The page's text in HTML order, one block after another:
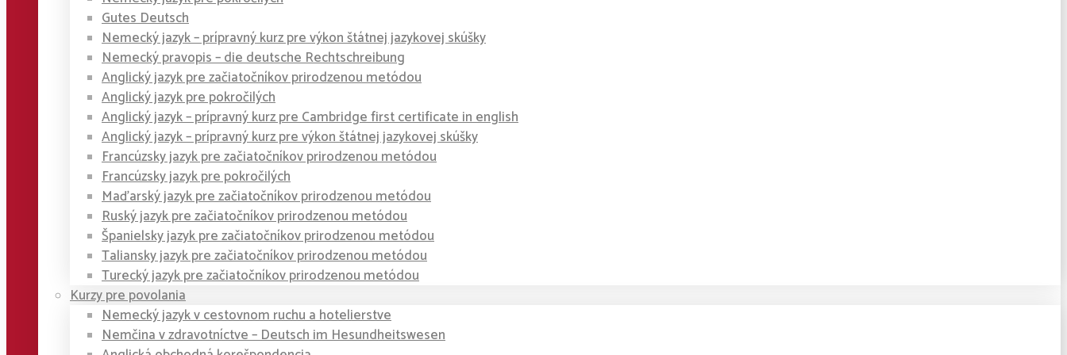
Gutes Deutsch
Nemecký jazyk – prípravný kurz pre výkon štátnej jazykovej skúšky
Nemecký pravopis – die deutsche Rechtschreibung
Anglický jazyk pre začiatočníkov prirodzenou metódou
Anglický jazyk pre pokročilých
Anglický jazyk – prípravný kurz pre Cambridge first certificate in english
Anglický jazyk – prípravný kurz pre výkon štátnej jazykovej skúšky
Francúzsky jazyk pre začiatočníkov prirodzenou metódou
Francúzsky jazyk pre pokročilých
Maďarský jazyk pre začiatočníkov prirodzenou metódou
Ruský jazyk pre začiatočníkov prirodzenou metódou
Španielsky jazyk pre začiatočníkov prirodzenou metódou
Taliansky jazyk pre začiatočníkov prirodzenou metódou
Turecký jazyk pre začiatočníkov prirodzenou metódou
Kurzy pre povolania
Nemecký jazyk v cestovnom ruchu a hotelierstve
Nemčina v zdravotníctve – Deutsch im Hesundheitswesen